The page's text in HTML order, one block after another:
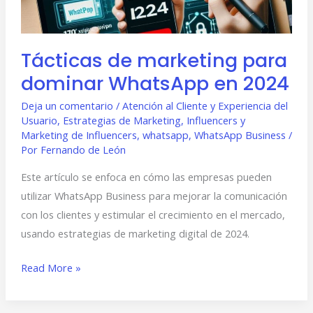
Tácticas de marketing para
dominar WhatsApp en 2024
Deja un comentario / Atención al Cliente y Experiencia del
Usuario, Estrategias de Marketing, Influencers y
Marketing de Influencers, whatsapp, WhatsApp Business /
Por Fernando de León
Este artículo se enfoca en cómo las empresas pueden
utilizar WhatsApp Business para mejorar la comunicación
con los clientes y estimular el crecimiento en el mercado,
usando estrategias de marketing digital de 2024.
2024
Read More »